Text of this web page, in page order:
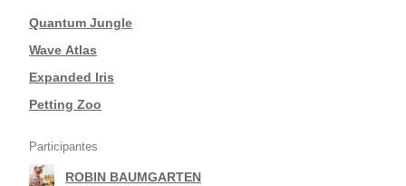
Quantum Jungle
|Wave Atlas
|Expanded Iris
|Petting Zoo
Participantes
ROBIN BAUMGARTEN